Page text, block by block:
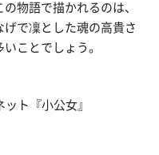
物語で描かれるのは、
で凜とした魂の高貴さ
ことでしょう。
ト『小公女』